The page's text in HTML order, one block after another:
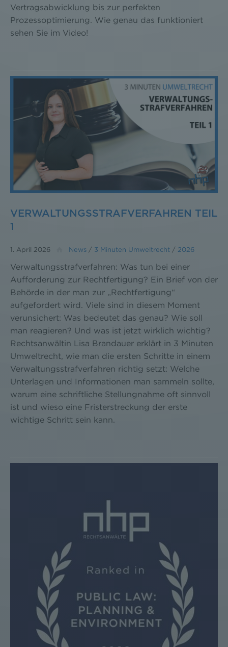
Vertragsabwicklung bis zur perfekten
Prozessoptimierung. Wie genau das funktioniert
sehen Sie im Video!
VERWALTUNGSSTRAFVERFAHREN TEIL
1
1. April 2026 News / 3 Minuten Umweltrecht / 2026
Verwaltungsstrafverfahren: Was tun bei einer
Aufforderung zur Rechtfertigung? Ein Brief von der
Behörde in der man zur „Rechtfertigung“
aufgefordert wird. Viele sind in diesem Moment
verunsichert: Was bedeutet das genau? Wie soll
man reagieren? Und was ist jetzt wirklich wichtig?
Rechtsanwältin Lisa Brandauer erklärt in 3 Minuten
Umweltrecht, wie man die ersten Schritte in einem
Verwaltungsstrafverfahren richtig setzt: Welche
Unterlagen und Informationen man sammeln sollte,
warum eine schriftliche Stellungnahme oft sinnvoll
ist und wieso eine Fristerstreckung der erste
wichtige Schritt sein kann.